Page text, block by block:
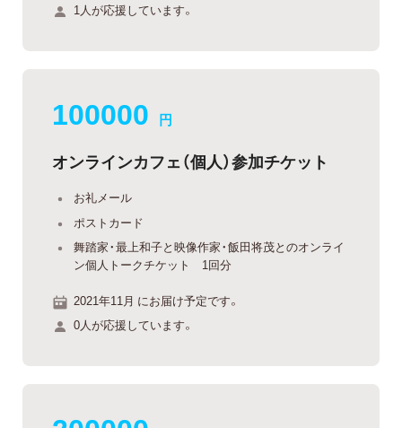
1人が応援しています。
100000 円
オンラインカフェ（個人）参加チケット
お礼メール
ポストカード
舞踏家・最上和子と映像作家・飯田将茂とのオンライ
ン個人トークチケット 1回分
2021年11月 にお届け予定です。
0人が応援しています。